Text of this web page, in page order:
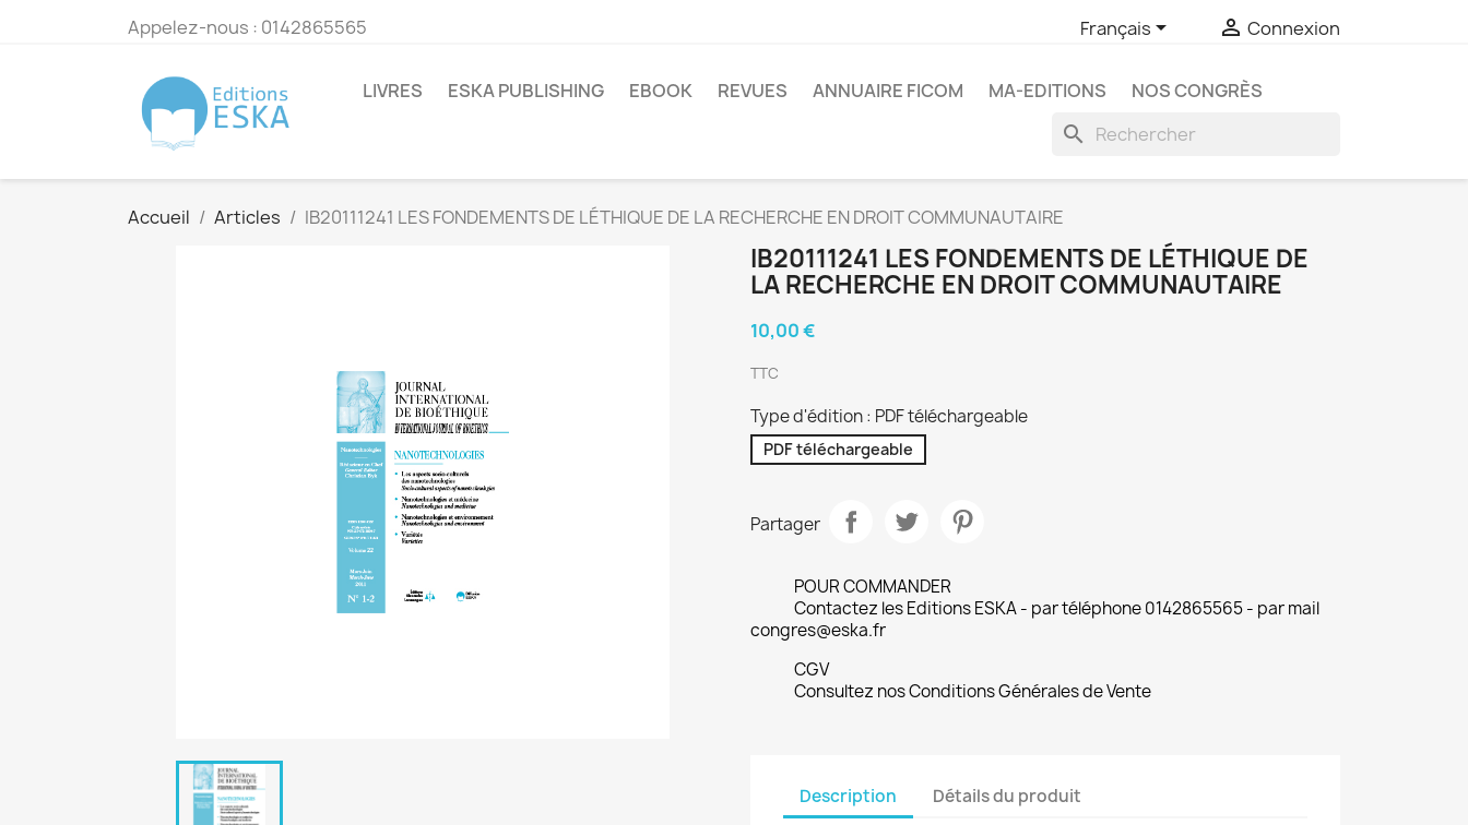
Appelez-nous : 0142865565 Français  Connexion
LIVRES ESKA PUBLISHING EBOOK REVUES ANNUAIRE FICOM MA-EDITIONS NOS CONGRÈS
search
Accueil Articles IB20111241 LES FONDEMENTS DE LÉTHIQUE DE LA RECHERCHE EN DROIT COMMUNAUTAIRE
IB20111241 LES FONDEMENTS DE LÉTHIQUE DE
LA RECHERCHE EN DROIT COMMUNAUTAIRE
10,00 €
TTC
Type d'édition : PDF téléchargeable
PDF téléchargeable
Partager
POUR COMMANDER
Contactez les Editions ESKA - par téléphone 0142865565 - par mail
congres@eska.fr
CGV
Consultez nos Conditions Générales de Vente
Description Détails du produit